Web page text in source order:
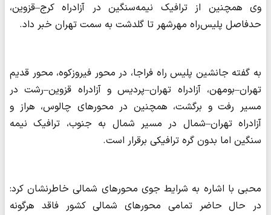
وی همچنین از ترافیک نیمه‌سنگین در آزادراه کرج–قزوین،
حدفاصل پلیس‌راه مهرشهر تا گلدشت به سمت تهران خبر داد.
به گفته جانشین پلیس راه فراجا، در محور فیروزکوه، محور قدیم
تهران–بومهن، آزادراه تهران–پردیس و آزادراه قزوین–رشت در
مسیر رفت و برگشت، همچنین در محورهای چالوس، هراز و
آزادراه تهران–شمال در مسیر شمال به جنوب، ترافیک نیمه
سنگین اما بدون گره ترافیکی برقرار است.
محبی با اشاره به شرایط جوی محورهای شمالی خاطرنشان کرد:
در حال حاضر تمامی محورهای شمالی کشور فاقد هرگونه